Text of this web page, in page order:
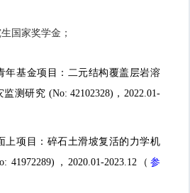
国家奖学金；
年基金项目：二元结构覆盖层岩溶
监测研究 (No: 42102328) ， 2022.01-
上项目：碎石土滑坡复活的力学机
41972289) ， 2020.01-2023.12（ 参